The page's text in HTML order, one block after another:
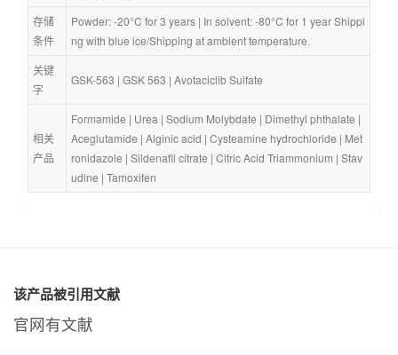
存储
条件
Powder: -20°C for 3 years | In solvent: -80°C for 1 year Shippi
ng with blue ice/Shipping at ambient temperature.
关键
字
GSK-563 | GSK 563 | Avotaciclib Sulfate
相关
产品
Formamide | Urea | Sodium Molybdate | Dimethyl phthalate
Aceglutamide | Alginic acid | Cysteamine hydrochloride | Met
ronidazole | Sildenafil citrate | Citric Acid Triammonium | Stav
udine | Tamoxifen
该产品被引用文献
官网有文献